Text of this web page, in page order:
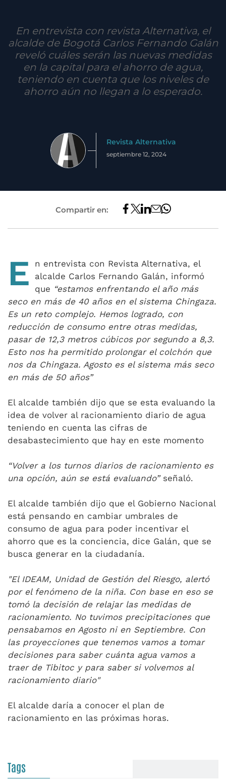
En entrevista con revista Alternativa, el
alcalde de Bogotá Carlos Fernando Galán
reveló cuáles serán las nuevas medidas
en la capital para el ahorro de agua,
teniendo en cuenta que los niveles de
ahorro aún no llegan a lo esperado.
Revista Alternativa
septiembre 12, 2024
Compartir en:
E
n entrevista con Revista Alternativa, el
alcalde Carlos Fernando Galán, informó
que “estamos enfrentando el año más
seco en más de 40 años en el sistema Chingaza.
Es un reto complejo. Hemos logrado, con
reducción de consumo entre otras medidas,
pasar de 12,3 metros cúbicos por segundo a 8,3.
Esto nos ha permitido prolongar el colchón que
nos da Chingaza. Agosto es el sistema más seco
en más de 50 años”
El alcalde también dijo que se esta evaluando la
idea de volver al racionamiento diario de agua
teniendo en cuenta las cifras de
desabastecimiento que hay en este momento
“Volver a los turnos diarios de racionamiento es
una opción, aún se está evaluando” señaló.
El alcalde también dijo que el Gobierno Nacional
está pensando en cambiar umbrales de
consumo de agua para poder incentivar el
ahorro que es la conciencia, dice Galán, que se
busca generar en la ciudadanía.
"El IDEAM, Unidad de Gestión del Riesgo, alertó
por el fenómeno de la niña. Con base en eso se
tomó la decisión de relajar las medidas de
racionamiento. No tuvimos precipitaciones que
pensabamos en Agosto ni en Septiembre. Con
las proyecciones que tenemos vamos a tomar
decisiones para saber cuánta agua vamos a
traer de Tibitoc y para saber si volvemos al
racionamiento diario"
El alcalde daría a conocer el plan de
racionamiento en las próximas horas.
Tags